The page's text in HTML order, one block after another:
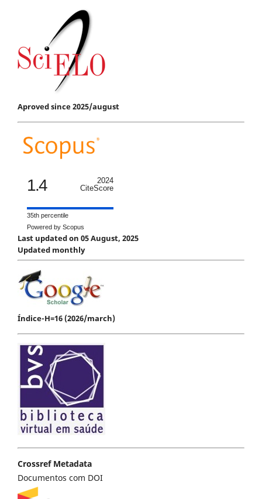
Aproved since 2025/august
1.4
2024
CiteScore
35th percentile
Powered by Scopus
Last updated on 05 August, 2025
Updated monthly
Índice-H=16 (2026/march)
Crossref Metadata
Documentos com DOI